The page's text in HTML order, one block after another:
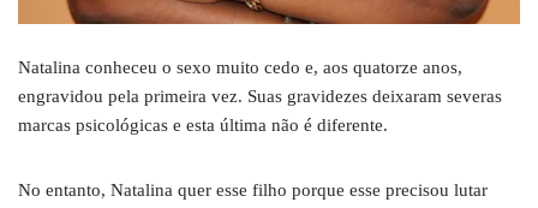
Natalina conheceu o sexo muito cedo e, aos quatorze anos,
engravidou pela primeira vez. Suas gravidezes deixaram severas
marcas psicológicas e esta última não é diferente.
No entanto, Natalina quer esse filho porque esse precisou lutar